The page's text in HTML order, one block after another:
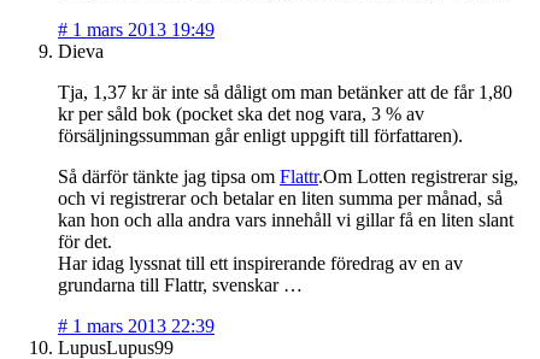
# 1 mars 2013 19:49
Dieva
Tja, 1,37 kr är inte så dåligt om man betänker att de får 1,80
kr per såld bok (pocket ska det nog vara, 3 % av
försäljningssumman går enligt uppgift till författaren).
Så därför tänkte jag tipsa om Flattr.Om Lotten registrerar sig,
och vi registrerar och betalar en liten summa per månad, så
kan hon och alla andra vars innehåll vi gillar få en liten slant
för det.
Har idag lyssnat till ett inspirerande föredrag av en av
grundarna till Flattr, svenskar …
# 1 mars 2013 22:39
LupusLupus99